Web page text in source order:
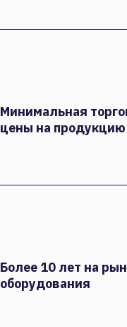
Минимальная
цены на продукцию
Более 10 лет на
оборудования